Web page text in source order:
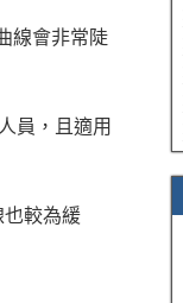
線會非常陡
員，且適用
較為緩